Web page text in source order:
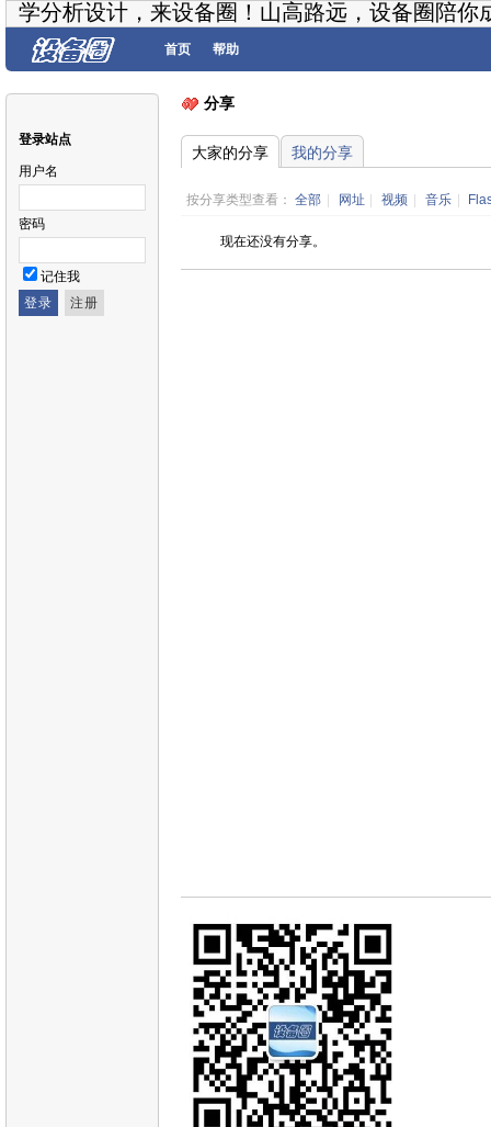
学分析设计，来设备圈！山高路远，设备圈陪你
首页 帮助
登录站点
用户名
密码
记住我
分享
大家的分享 我的分享
按分享类型查看： 全部 网址 视频 音乐
现在还没有分享。